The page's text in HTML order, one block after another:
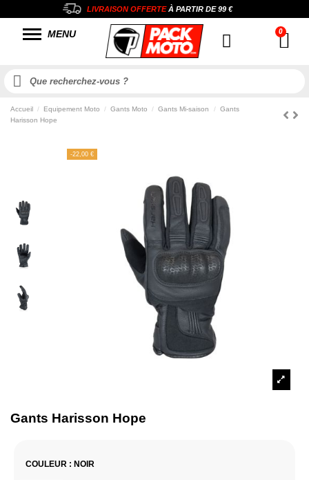
LIVRAISON OFFERTEÀ PARTIR DE99 €
MENU
Accueil Equipement Moto Gants Moto Gants Mi-saison
Gants
Harisson Hope
-22,00 €
Gants Harisson Hope
COULEUR : NOIR